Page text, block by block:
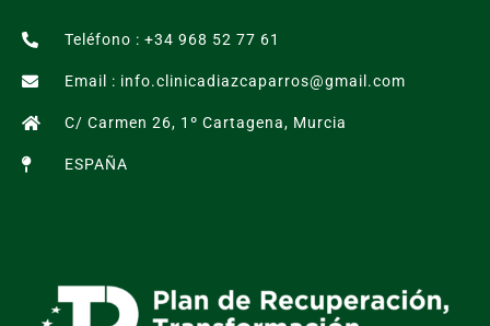
Teléfono : +34 968 52 77 61
Email : info.clinicadiazcaparros@gmail.com
C/ Carmen 26, 1º Cartagena, Murcia
ESPAÑA